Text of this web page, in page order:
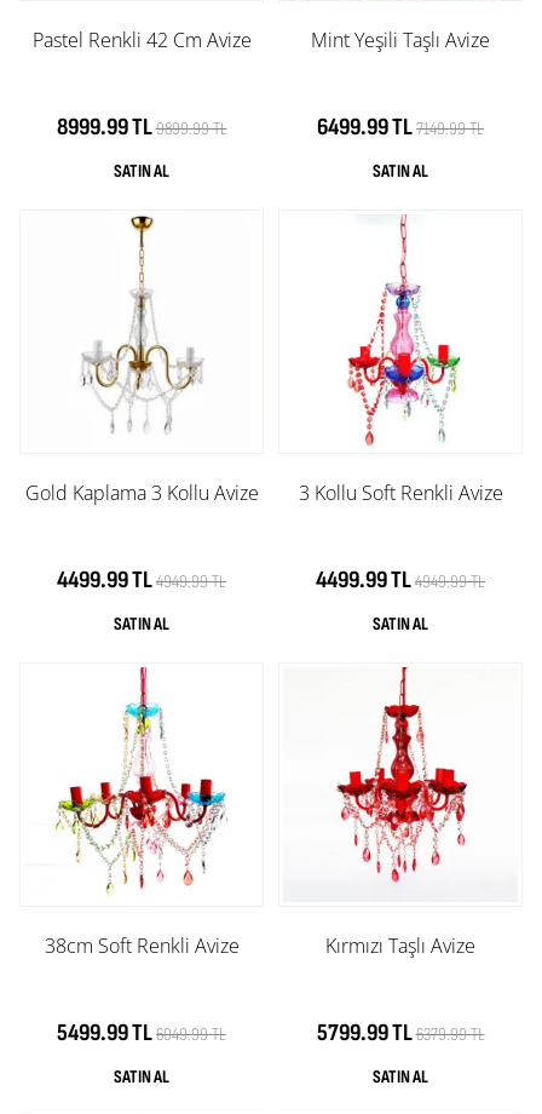
Pastel Renkli 42 Cm Avize
8999.99 TL9899.99 TL
Mint Yeşili Taşlı Avize
6499.99 TL7149.99 TL
Gold Kaplama 3 Kollu Avize
4499.99 TL4949.99 TL
3 Kollu Soft Renkli Avize
4499.99 TL4949.99 TL
38cm Soft Renkli Avize
5499.99 TL6049.99 TL
Kırmızı Taşlı Avize
5799.99 TL6379.99 TL